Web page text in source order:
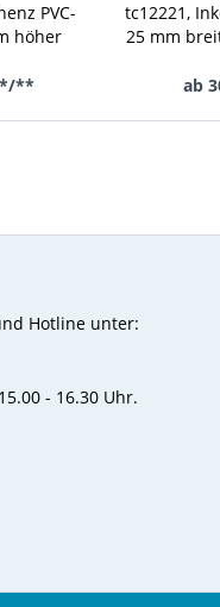
PVC-
höher
*/**
tc12221,
25 mm
ab
Hotline unter:
- 16.30 Uhr.